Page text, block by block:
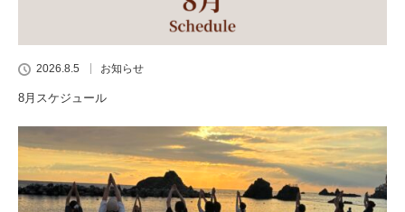
2026.8.5 お知らせ
8月スケジュール